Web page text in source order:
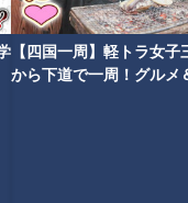
【四国一周】軽トラ女子
から下道で一周！グルメ